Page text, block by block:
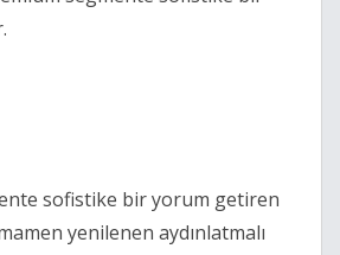
sofistike bir yorum getiren
yenilenen aydınlatmalı